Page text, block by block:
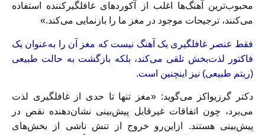
محبوب‌ترین آهنگ‌ها اغلب از آکوردهای غافلگیرکننده استفاده
می‌کنند، ترجیحات موجود در مغز ما را بازنمایی می‌کند.»
فقط عنصر غافلگیری یک آهنگ نیست که مغز آن را به‌عنوان یک
فاکتور لذت‌بخش تلقی می‌کند، بلکه بازگشت به حالت طبیعی
(ریتم طبیعی) نیز اینچنین است.
دکتر گرزیواکز می‌گوید: «مغز تنها تا حدی از غافلگیری لذت
می‌برد، چون اتفاقات غیرقابل پیش‌بینی نشان‌دهنده نقص در
پیش‌بینی هستند. ازاین‌رو خروج از تنش ناشی از بخش‌های